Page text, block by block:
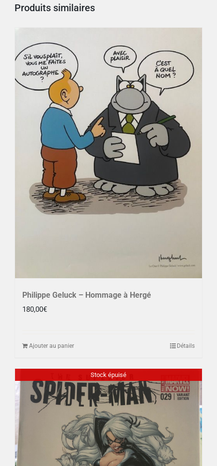
Produits similaires
Philippe Geluck – Hommage à Hergé
180,00€
Ajouter au panier Détails
Stock épuisé